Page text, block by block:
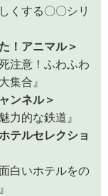
くする〇〇シリ
！アニマル＞
注意！ふわふわ
集合』
ンネル＞
力的な鉄道』
テルセレクショ
白いホテルをの